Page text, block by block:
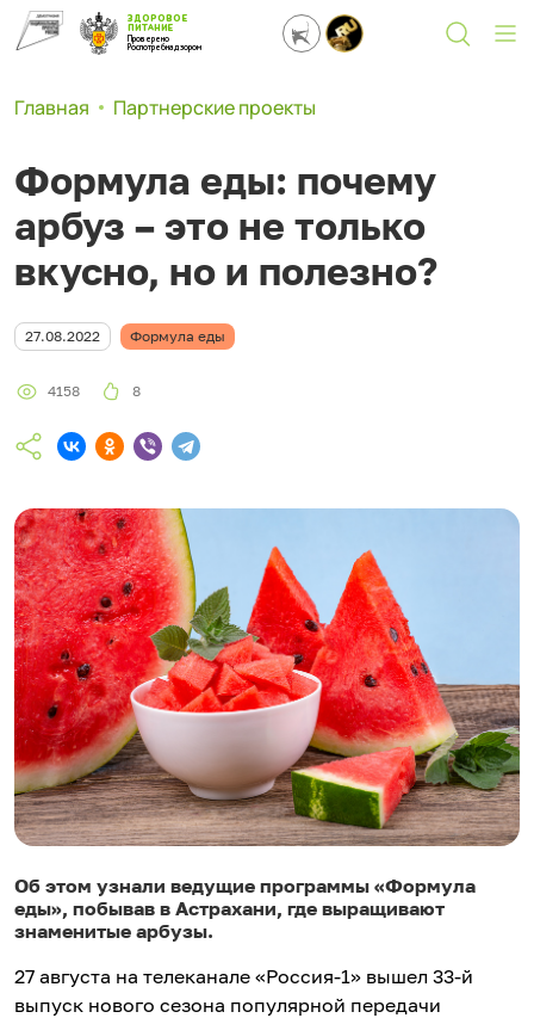
ЗДОРОВОЕ
ПИТАНИЕ
Проверено
Роспотребнадзором
Главная Партнерские проекты
Формула еды: почему
арбуз – это не только
вкусно, но и полезно?
27.08.2022 Формула еды
4158 8
Об этом узнали ведущие программы «Формула
еды», побывав в Астрахани, где выращивают
знаменитые арбузы.
27 августа на телеканале «Россия-1» вышел 33-й
выпуск нового сезона популярной передачи